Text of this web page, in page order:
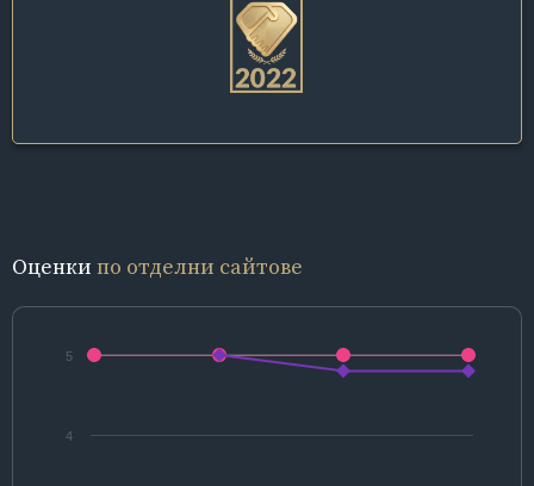
Оценки по отделни сайтове
4
5